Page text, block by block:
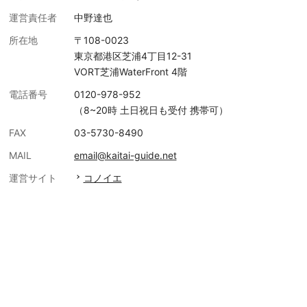
運営責任者
中野達也
所在地
〒108-0023
東京都港区芝浦4丁目12-31
VORT芝浦WaterFront 4階
電話番号
0120-978-952
（8~20時 土日祝日も受付 携帯可）
FAX
03-5730-8490
MAIL
email@kaitai-guide.net
運営サイト
コノイエ